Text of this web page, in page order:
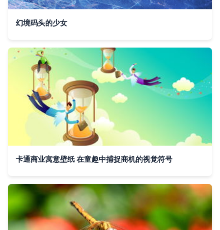
幻境码头的少女
卡通商业寓意壁纸 在童趣中捕捉商机的视觉符号